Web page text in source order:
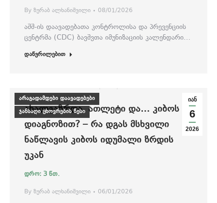
By ზურაბ ალხანიშვილი 08/01/2026
აშშ-ის დაავადებათა კონტროლისა და პრევენციის
ცენტრმა (CDC) ბავშვთა იმუნიზაციის კალენდარი…
დაწვრილებით
იან
6
2026
არაგადამდები დაავადებები
ჯანსაღი ცხოვრების წესი
ᲐᲮᲐᲚᲒᲐᲖᲠᲓᲐ, ᲐᲗᲚᲔᲢᲘ ᲓᲐ… ᲙᲘᲑᲝᲡ
ᲓᲘᲐᲒᲜᲝᲖᲘᲗ? – ᲠᲐ ᲓᲒᲐᲡ ᲛᲡᲮᲕᲘᲚᲘ
ᲜᲐᲬᲚᲐᲕᲘᲡ ᲙᲘᲑᲝᲡ ᲘᲓᲣᲛᲐᲚᲘ ᲖᲠᲓᲘᲡ
ᲣᲙᲐᲜ
By ზურაბ ალხანიშვილი 06/01/2026